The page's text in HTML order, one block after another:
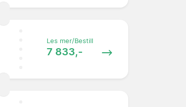
Les mer/Bestill
7 833,-